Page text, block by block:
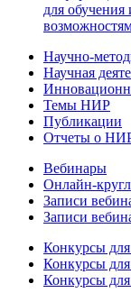
для
Научно-
Научная
Темы НИР
Публикации
Отчеты о
Вебинары
Онлайн-
Записи
Записи
Конкурсы для
Конкурсы
Конкурсы для